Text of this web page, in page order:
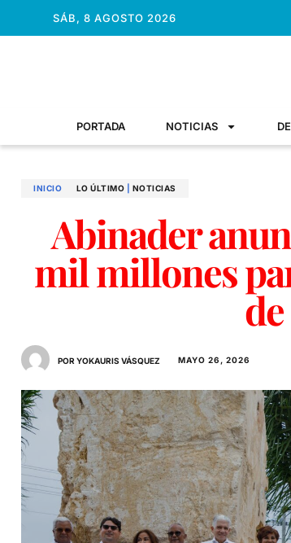
SÁB, 8 AGOSTO 2026
PORTADA NOTICIAS
INICIO LO ÚLTIMO NOTICIAS
Abinader
mil millones
POR YOKAURIS VÁSQUEZ MAYO 26, 2026